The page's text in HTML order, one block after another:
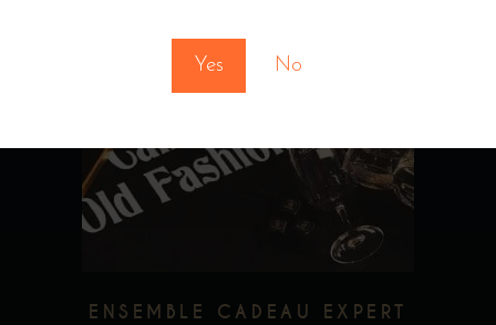
Yes No
ENSEMBLE CADEAU EXPERT